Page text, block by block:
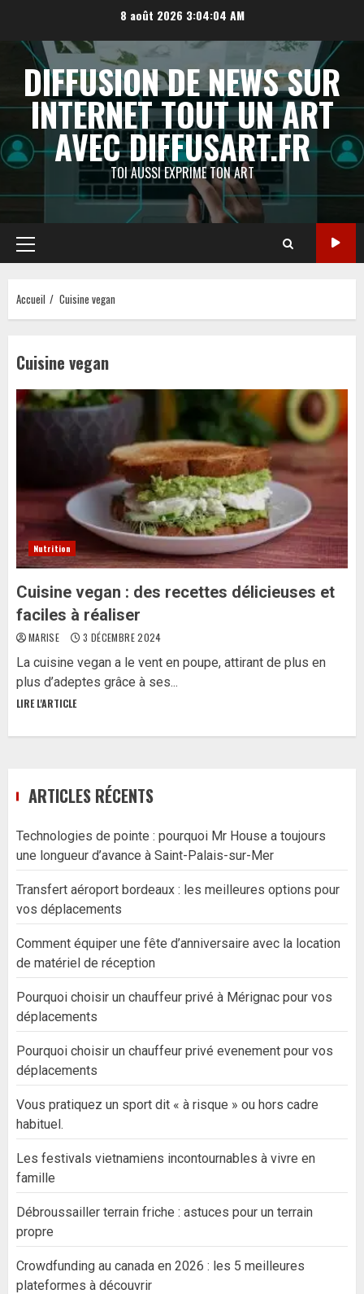
contenu
8 août 2026 3:04:05 AM
DIFFUSION DE NEWS SUR
INTERNET TOUT UN ART
AVEC DIFFUSART.FR
TOI AUSSI EXPRIME TON ART
Menu
principal
Accueil Cuisine vegan
Cuisine vegan
Nutrition
Cuisine vegan : des recettes délicieuses et
faciles à réaliser
MARISE 3 DÉCEMBRE 2024
La cuisine vegan a le vent en poupe, attirant de plus en
plus d’adeptes grâce à ses...
LIRE L'ARTICLE
ARTICLES RÉCENTS
Technologies de pointe : pourquoi Mr House a toujours
une longueur d’avance à Saint-Palais-sur-Mer
Transfert aéroport bordeaux : les meilleures options pour
vos déplacements
Comment équiper une fête d’anniversaire avec la location
de matériel de réception
Pourquoi choisir un chauffeur privé à Mérignac pour vos
déplacements
Pourquoi choisir un chauffeur privé evenement pour vos
déplacements
Vous pratiquez un sport dit « à risque » ou hors cadre
habituel.
Les festivals vietnamiens incontournables à vivre en
famille
Débroussailler terrain friche : astuces pour un terrain
propre
Crowdfunding au canada en 2026 : les 5 meilleures
plateformes à découvrir